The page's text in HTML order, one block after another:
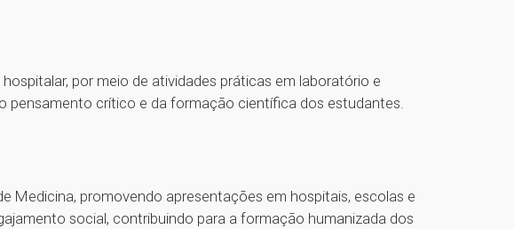
por meio de atividades práticas em laboratório e
pensamento crítico e da formação científica dos estudantes.
Medicina, promovendo apresentações em hospitais, escolas e
social, contribuindo para a formação humanizada dos